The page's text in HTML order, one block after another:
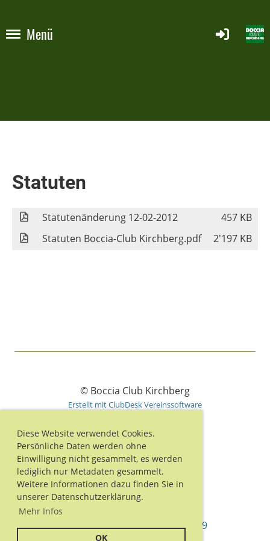
Diese Website verwendet Cookies.
Persönliche Daten werden ohne
Einwilligung nicht gesammelt, es werden
lediglich nur Metadaten gesammelt.
Weitere Informationen dazu finden Sie in
unserer Datenschutzerklärung.
Mehr Infos
OK
Menü
Statuten
Statutenänderung 12-02-2012
457 KB
Statuten Boccia-Club Kirchberg.pdf
2'197 KB
© Boccia Club Kirchberg
Erstellt mit ClubDesk Vereinssoftware
Impressum
Datenschutz
Situation Coronavirus COVID-19